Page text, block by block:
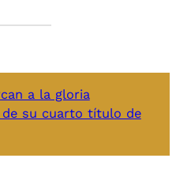
a la gloria
su cuarto título de